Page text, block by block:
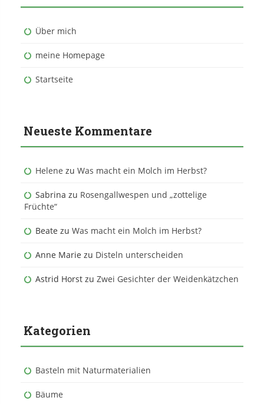
Über mich
meine Homepage
Startseite
Neueste Kommentare
Helene zu Was macht ein Molch im Herbst?
Sabrina zu Rosengallwespen und „zottelige
Früchte“
Beate zu Was macht ein Molch im Herbst?
Anne Marie zu Disteln unterscheiden
Astrid Horst zu Zwei Gesichter der Weidenkätzchen
Kategorien
Basteln mit Naturmaterialien
Bäume